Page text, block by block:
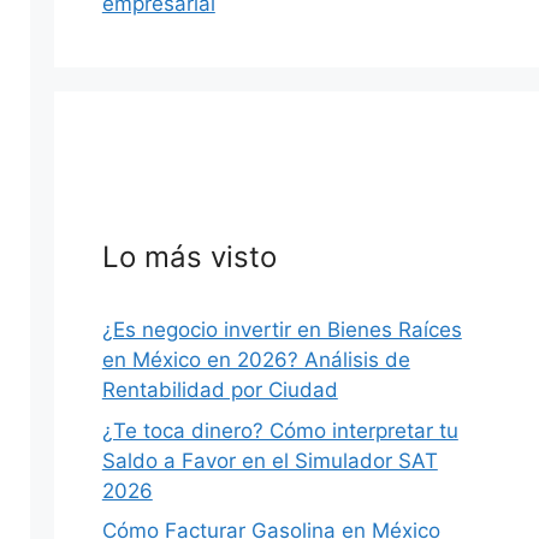
Lo más visto
¿Es negocio invertir en Bienes Raíces
en México en 2026? Análisis de
Rentabilidad por Ciudad
¿Te toca dinero? Cómo interpretar tu
Saldo a Favor en el Simulador SAT
2026
Cómo Facturar Gasolina en México